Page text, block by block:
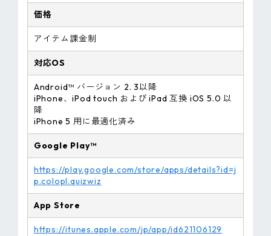
価格
アイテム課金制
対応OS
Android™ バージョン 2. 3以降
iPhone、iPod touch および iPad 互換 iOS 5.0 以
降
iPhone 5 用に最適化済み
Google Play™
https://play.google.com/store/apps/details?id=j
p.colopl.quizwiz
App Store
https://itunes.apple.com/jp/app/id621106129